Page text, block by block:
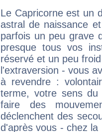
Le Capricorne est un
astral de naissance
parfois un peu grave
presque tous vos
réservé et un peu
l'extraversion - vous
à revendre :
terme, votre sens
faire des
déclenchent des
d'après vous - chez